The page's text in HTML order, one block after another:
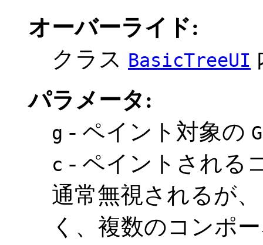
オーバーライド:
クラス BasicTreeUI
パラメータ:
g - ペイント対象の
c - ペイントされる
通常無視されるが
く、複数のコンポ